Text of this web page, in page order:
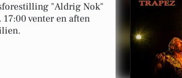
"Aldrig Nok"
venter en aften